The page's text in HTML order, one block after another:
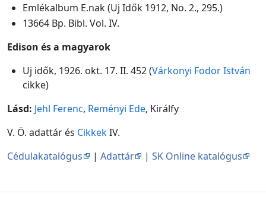
Emlékalbum E.nak (Uj Idők 1912, No. 2., 295.)
13664 Bp. Bibl. Vol. IV.
Edison és a magyarok
Uj idők, 1926. okt. 17. II. 452 (Várkonyi Fodor István
cikke)
Lásd: Jehl Ferenc, Reményi Ede, Királfy
V. Ö. adattár és CikkekIV.
Cédulakatalógus
| Adattár | SK Online katalógus